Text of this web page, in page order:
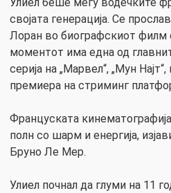
својата генерација. Се
Лоран во биографскиот филм
моментот има една од
серија на „Марвел“, „Мун
премиера на стриминг
Француската
полн со шарм и енергија,
Бруно Ле Мер.
Улиел почнал да глуми на 11